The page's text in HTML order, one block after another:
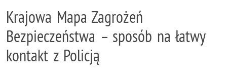
Krajowa Mapa Zagrożeń
Bezpieczeństwa – sposób na łatwy
kontakt z Policją